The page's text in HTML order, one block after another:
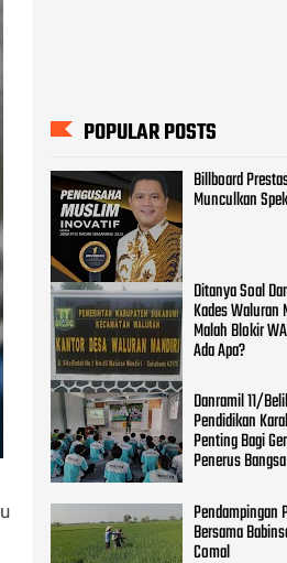
POPULAR POSTS
Billboard
Munculkan
Ditanya Soal
Kades Waluran
Malah Blokir
Ada Apa?
Danramil 11/
Pendidikan
Penting Bagi
Penerus Bangsa
Pendampingan
Bersama
Comal